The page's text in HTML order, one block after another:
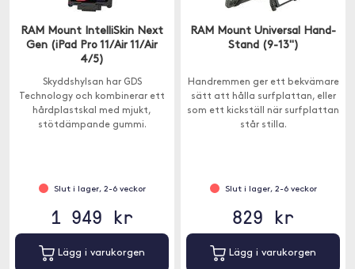
RAM Mount IntelliSkin Next
Gen (iPad Pro 11/Air 11/Air
4/5)
Skyddshylsan har GDS
Technology och kombinerar ett
hårdplastskal med mjukt,
stötdämpande gummi.
Slut i lager, 2-6 veckor
1 949 kr
Lägg i varukorgen
RAM Mount Universal Hand-
Stand (9-13")
Handremmen ger ett bekvämare
sätt att hålla surfplattan, eller
som ett kickställ när surfplattan
står stilla.
Slut i lager, 2-6 veckor
829 kr
Lägg i varukorgen